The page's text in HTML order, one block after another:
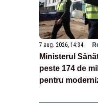
7 aug. 2026, 14:34
Ministerul
peste 174 de
pentru